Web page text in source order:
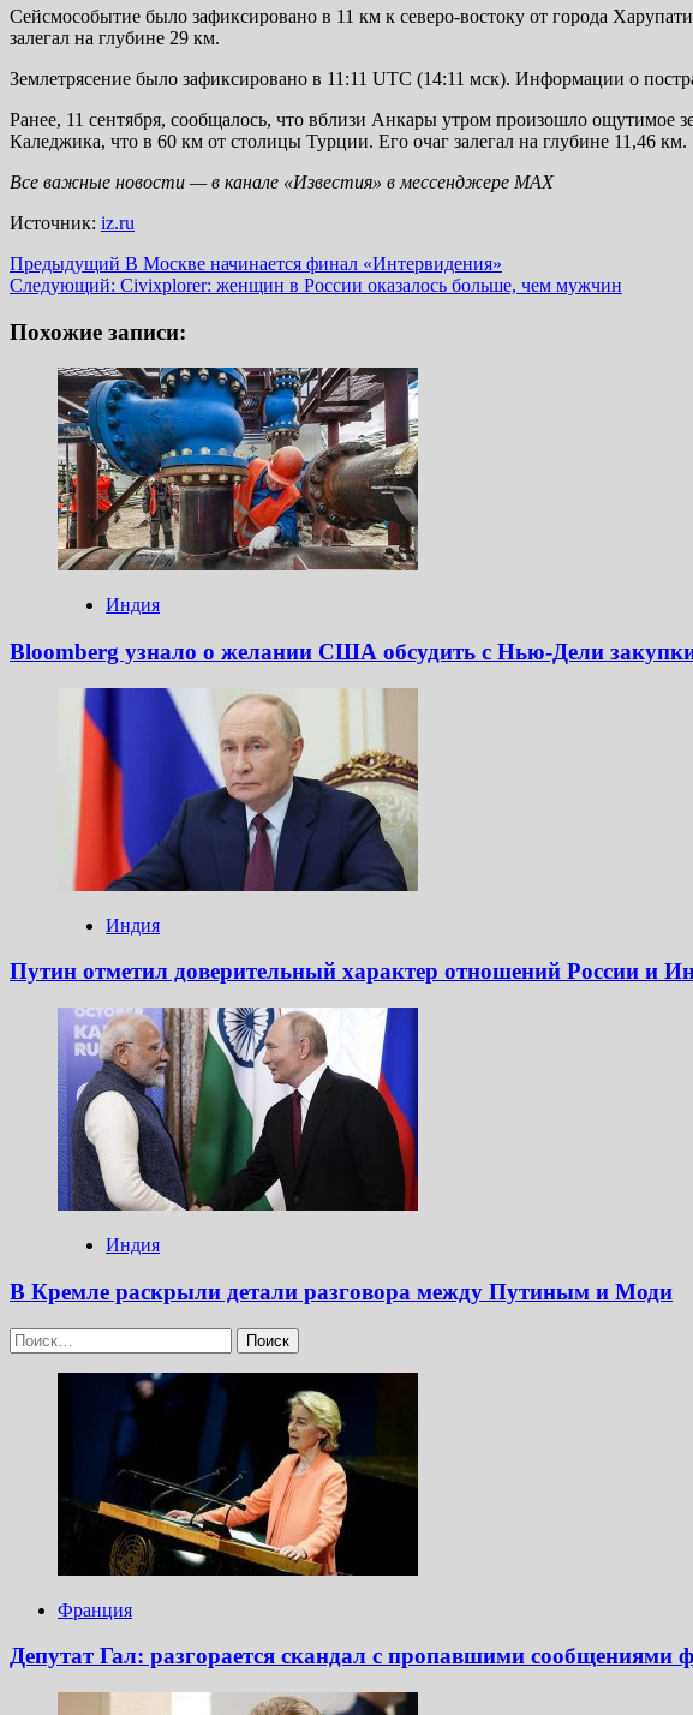
Сейсмособытие было зафиксировано в 11 км к северо-востоку от города
залегал на глубине 29 км.
Землетрясение было зафиксировано в 11:11 UTC (14:11 мск). Информации о
Ранее, 11 сентября, сообщалось, что вблизи Анкары утром произошло ощутимое
Каледжика, что в 60 км от столицы Турции. Его очаг залегал на глубине 11,46 км.
Все важные новости — в канале «Известия» в мессенджере МАХ
Источник: iz.ru
Навигация
записи
Предыдущий В Москве начинается финал «Интервидения»
Следующий: Civixplorer: женщин в России оказалось больше, чем мужчин
Похожие записи:
Индия
Bloomberg узнало о желании США обсудить с Нью-Дели
Индия
Путин отметил доверительный характер отношений России и
Индия
В Кремле раскрыли детали разговора между Путиным и Моди
Найти:
Франция
Депутат Гал: разгорается скандал с пропавшими сообщениями